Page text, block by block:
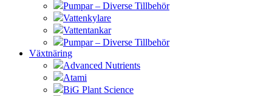
Pumpar – Diverse Tillbehör
Vattenkylare
Vattentankar
Pumpar – Diverse Tillbehör
Växtnäring
Advanced Nutrients
Atami
BiG Plant Science